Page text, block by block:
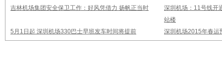
吉林机场集团安全保卫工作：好风凭借力 扬帆正当时
深圳机场：11号线开
站楼
5月1日起 深圳机场330巴士早班发车时间将提前
深圳机场2015年春运